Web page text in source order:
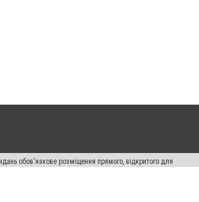
обов'язкове розміщення прямого, відкритого для